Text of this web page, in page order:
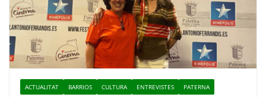
ACTUALITAT BARRIOS CULTURA ENTREVISTES PATERNA